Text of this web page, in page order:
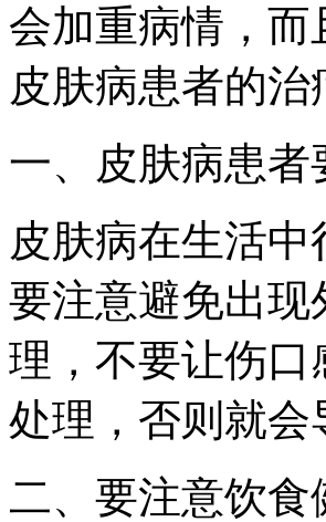
会加重病情，
皮肤病患者的
一、皮肤病患
皮肤病在生活
要注意避免出
理，不要让伤
处理，否则就
二、要注意饮食